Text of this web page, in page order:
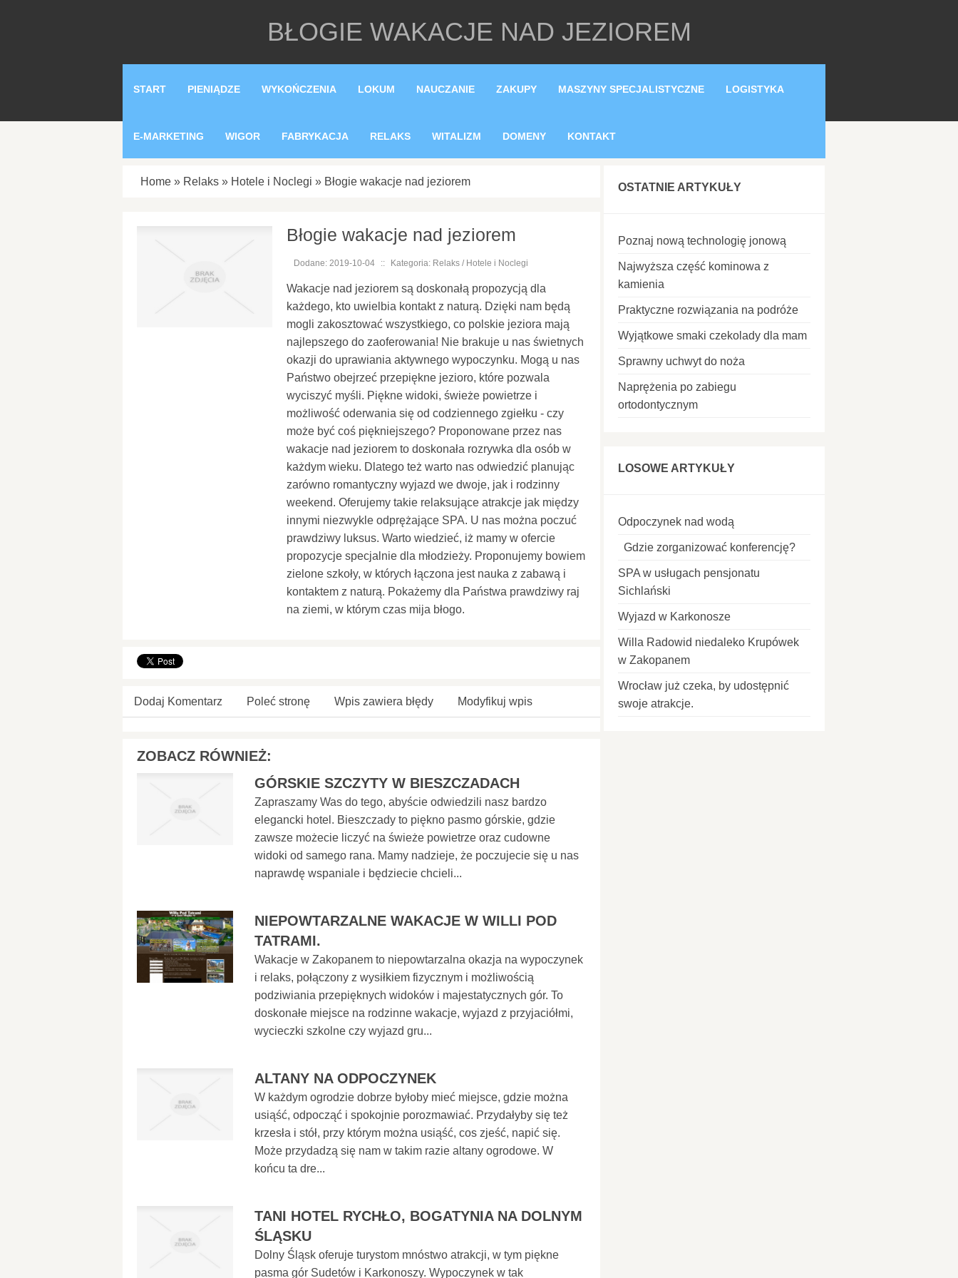
BŁOGIE WAKACJE NAD JEZIOREM
START PIENIĄDZE WYKOŃCZENIA LOKUM NAUCZANIE ZAKUPY MASZYNY SPECJALISTYCZNE LOGISTYKA
E-MARKETING WIGOR FABRYKACJA RELAKS WITALIZM DOMENY KONTAKT
Home » Relaks » Hotele i Noclegi » Błogie wakacje nad jeziorem
Błogie wakacje nad jeziorem
Dodane: 2019-10-04 :: Kategoria: Relaks / Hotele i Noclegi
Wakacje nad jeziorem są doskonałą propozycją dla
każdego, kto uwielbia kontakt z naturą. Dzięki nam będą
mogli zakosztować wszystkiego, co polskie jeziora mają
najlepszego do zaoferowania! Nie brakuje u nas świetnych
okazji do uprawiania aktywnego wypoczynku. Mogą u nas
Państwo obejrzeć przepiękne jezioro, które pozwala
wyciszyć myśli. Piękne widoki, świeże powietrze i
możliwość oderwania się od codziennego zgiełku - czy
może być coś piękniejszego? Proponowane przez nas
wakacje nad jeziorem to doskonała rozrywka dla osób w
każdym wieku. Dlatego też warto nas odwiedzić planując
zarówno romantyczny wyjazd we dwoje, jak i rodzinny
weekend. Oferujemy takie relaksujące atrakcje jak między
innymi niezwykle odprężające SPA. U nas można poczuć
prawdziwy luksus. Warto wiedzieć, iż mamy w ofercie
propozycje specjalnie dla młodzieży. Proponujemy bowiem
zielone szkoły, w których łączona jest nauka z zabawą i
kontaktem z naturą. Pokażemy dla Państwa prawdziwy raj
na ziemi, w którym czas mija błogo.
Dodaj Komentarz Poleć stronę Wpis zawiera błędy Modyfikuj wpis
ZOBACZ RÓWNIEŻ:
GÓRSKIE SZCZYTY W BIESZCZADACH
Zapraszamy Was do tego, abyście odwiedzili nasz bardzo
elegancki hotel. Bieszczady to piękno pasmo górskie, gdzie
zawsze możecie liczyć na świeże powietrze oraz cudowne
widoki od samego rana. Mamy nadzieje, że poczujecie się u nas
naprawdę wspaniale i będziecie chcieli...
NIEPOWTARZALNE WAKACJE W WILLI POD
TATRAMI.
Wakacje w Zakopanem to niepowtarzalna okazja na wypoczynek
i relaks, połączony z wysiłkiem fizycznym i możliwością
podziwiania przepięknych widoków i majestatycznych gór. To
doskonałe miejsce na rodzinne wakacje, wyjazd z przyjaciółmi,
wycieczki szkolne czy wyjazd gru...
ALTANY NA ODPOCZYNEK
W każdym ogrodzie dobrze byłoby mieć miejsce, gdzie można
usiąść, odpocząć i spokojnie porozmawiać. Przydałyby się też
krzesła i stół, przy którym można usiąść, cos zjeść, napić się.
Może przydadzą się nam w takim razie altany ogrodowe. W
końcu ta dre...
TANI HOTEL RYCHŁO, BOGATYNIA NA DOLNYM
ŚLĄSKU
Dolny Śląsk oferuje turystom mnóstwo atrakcji, w tym piękne
pasma gór Sudetów i Karkonoszy. Wypoczynek w tak
OSTATNIE ARTYKUŁY
Poznaj nową technologię jonową
Najwyższa część kominowa z
kamienia
Praktyczne rozwiązania na podróże
Wyjątkowe smaki czekolady dla mam
Sprawny uchwyt do noża
Naprężenia po zabiegu
ortodontycznym
LOSOWE ARTYKUŁY
Odpoczynek nad wodą
Gdzie zorganizować konferencję?
SPA w usługach pensjonatu
Sichlański
Wyjazd w Karkonosze
Willa Radowid niedaleko Krupówek
w Zakopanem
Wrocław już czeka, by udostępnić
swoje atrakcje.